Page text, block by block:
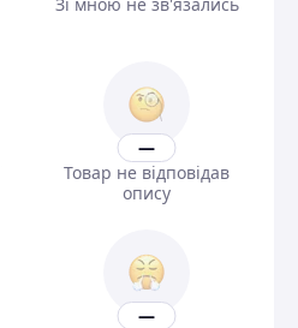
—
Товар не відповідав
опису
—